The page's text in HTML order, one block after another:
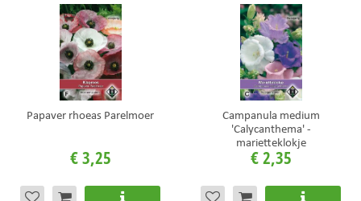
Papaver rhoeas Parelmoer
€3,25
Campanula medium
'Calycanthema' -
marietteklokje
€2,35